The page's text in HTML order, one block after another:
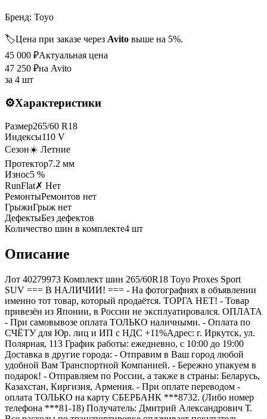
Бренд: Toyo
🏷️Цена при заказе через Avito выше на 5%.
45 000 ₽Актуальная цена
47 250 ₽на Avito
за 4 шт
⚙️Характеристики
Размер265/60 R18
Индексы110 V
Сезон☀️ Летние
Протектор7.2 мм
Износ5 %
RunFlat✗ Нет
РемонтыРемонтов нет
ГрыжиГрыж нет
ДефектыБез дефектов
Количество шин в комплекте4 шт
Описание
Лот 40279973 Комплект шин 265/60R18 Toyo Proxes Sport
SUV === B НАЛИЧИИ! === - На фотографиях в объявлении
именно тот товар, который продаётся. ТОРГА НЕТ! - Товар
привезён из Японии, в России не эксплуатировался. ОПЛАТА
- При самовывозе оплата ТОЛЬКО наличными. - Оплата по
СЧЁТУ для Юр. лиц и ИП с НДС +11%Адрес: г. Иркутск, ул.
Полярная, 113 График работы: ежедневно, с 10:00 до 19:00
Доставка в другие города: - Отправим в Ваш город любой
удобной Вам Транспортной Компанией. - Бережно упакуем в
подарок! - Отправляем по России, а также в страны: Беларусь,
Казахстан, Киргизия, Армения. - При оплате переводом -
оплата ТОЛЬКО на карту СБЕРБАНК ***8732. (Либо номер
телефона ***81-18) Получатель: Дмитрий Александрович Т.